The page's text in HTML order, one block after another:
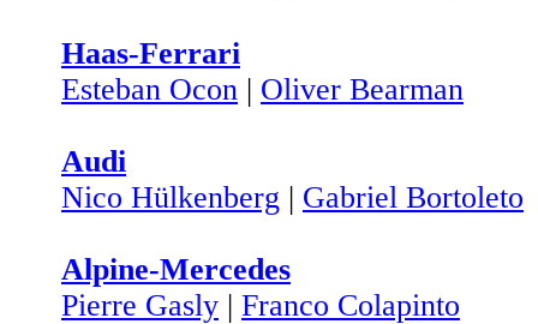
Haas-Ferrari
Esteban Ocon | Oliver Bearman
Audi
Nico Hülkenberg | Gabriel Bortoleto
Alpine-Mercedes
Pierre Gasly | Franco Colapinto